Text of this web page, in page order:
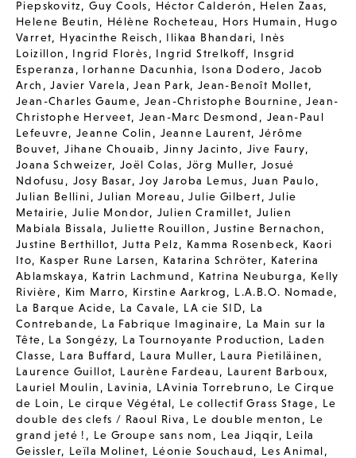
Piepskovitz,Guy Cools, Héctor Calderón , Helen Zaas,
Helene Beutin, Hélène Rocheteau, Hors Humain , Hugo
Varret, Hyacinthe Reisch , Ilikaa Bhandari, Inès
Loizillon , Ingrid Florès, Ingrid Strelkoff, Insgrid
Esperanza , Iorhanne Dacunhia, Isona Dodero, Jacob
Arch ,Javier Varela ,Jean Park, Jean-Benoît Mollet,
Jean-Charles Gaume,Jean-Christophe Bournine,Jean-
Christophe Herveet,Jean-Marc Desmond , Jean-Paul
Lefeuvre,Jeanne Colin , Jeanne Laurent,Jérôme
Bouvet,Jihane Chouaib , Jinny Jacinto, Jive Faury,
Joana Schweizer, Joël Colas, Jörg Muller, Josué
Ndofusu , Josy Basar,Joy Jaroba Lemus, Juan Paulo,
Julian Bellini,Julian Moreau ,Julie Gilbert,Julie
Metairie,Julie Mondor, Julien Cramillet, Julien
Mabiala Bissala, Juliette Rouillon ,Justine Bernachon,
Justine Berthillot,Jutta Pelz, Kamma Rosenbeck, Kaori
Ito, Kasper Rune Larsen, Katarina Schröter, Katerina
Ablamskaya, Katrin Lachmund , Katrina Neuburga, Kelly
Rivière, Kim Marro, Kirstine Aarkrog, L.A.B.O. Nomade,
La Barque Acide, La Cavale, LA cie SID, La
Contrebande, La Fabrique Imaginaire, La Main sur la
Tête, La Songézy, La Tournoyante Production, Laden
Classe, Lara Buffard, Laura Muller, Laura Pietiläinen,
Laurence Guillot, Laurène Fardeau, Laurent Barboux,
Lauriel Moulin , Lavinia, LAvinia Torrebruno, Le Cirque
de Loin , Le cirque Végétal, Le collectif Grass Stage, Le
double des clefs / Raoul Riva , Le double menton , Le
grand jeté ! , Le Groupe sans nom , Lea Jiqqir, Leila
Geissler, Leïla Molinet, Léonie Souchaud, Les Animal,